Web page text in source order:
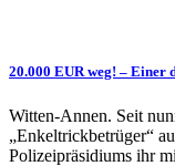
20.000 EUR weg! – Einer
Witten-Annen. Seit
„Enkeltrickbetrüger“
Polizeipräsidiums ihr